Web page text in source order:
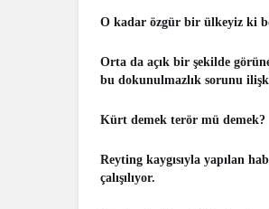
O kadar özgür bir ülkeyiz ki
Orta da açık bir şekilde
bu dokunulmazlık sorunu
Kürt demek terör mü demek?
Reyting kaygısıyla yapılan
çalışılıyor.